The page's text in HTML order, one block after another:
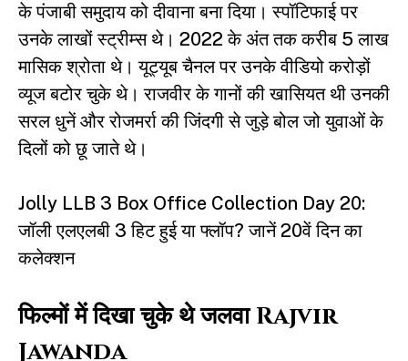
के पंजाबी समुदाय को दीवाना बना दिया। स्पॉटिफाई पर
उनके लाखों स्ट्रीम्स थे। 2022 के अंत तक करीब 5 लाख
मासिक श्रोता थे। यूट्यूब चैनल पर उनके वीडियो करोड़ों
व्यूज बटोर चुके थे। राजवीर के गानों की खासियत थी उनकी
सरल धुनें और रोजमर्रा की जिंदगी से जुड़े बोल जो युवाओं के
दिलों को छू जाते थे।
Jolly LLB 3 Box Office Collection Day 20:
जॉली एलएलबी 3 हिट हुई या फ्लॉप? जानें 20वें दिन का
कलेक्शन
फिल्मों में दिखा चुके थे जलवा Rajvir
Jawanda